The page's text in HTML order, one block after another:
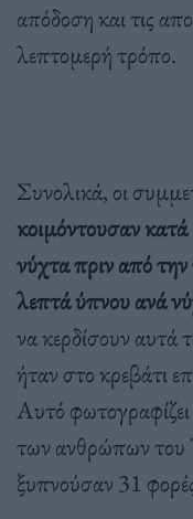
απόδοση και τις
λεπτομερή τρόπο.
Συνολικά, οι
κοιμόντουσαν
νύχτα πριν από
λεπτά ύπνου ανά
να κερδίσουν αυτά
ήταν στο κρεβάτι
Αυτό
των ανθρώπων του
ξυπνούσαν 31